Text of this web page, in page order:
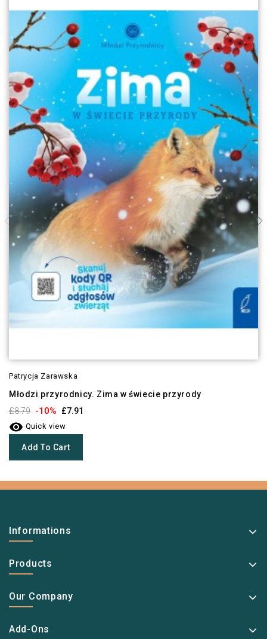
Patrycja Zarawska
Młodzi przyrodnicy. Zima w świecie przyrody
£8.79 -10% £7.91
 Quick view
Add To Cart
Informations
Products
Our Company
Add-Ons